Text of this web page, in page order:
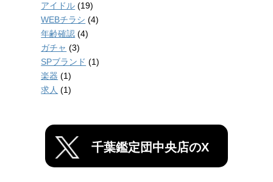
アイドル (19)
WEBチラシ (4)
年齢確認 (4)
ガチャ (3)
SPブランド (1)
楽器 (1)
求人 (1)
千葉鑑定団中央店のX